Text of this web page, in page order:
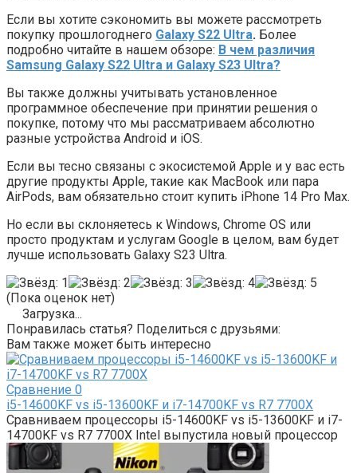
Если вы хотите сэкономить вы можете рассмотреть
покупку прошлогоднего Galaxy S22 Ultra. Более
подробно читайте в нашем обзоре: В чем различия
Samsung Galaxy S22 Ultra и Galaxy S23 Ultra?
Вы также должны учитывать установленное
программное обеспечение при принятии решения о
покупке, потому что мы рассматриваем абсолютно
разные устройства Android и iOS.
Если вы тесно связаны с экосистемой Apple и у вас есть
другие продукты Apple, такие как MacBook или пара
AirPods, вам обязательно стоит купить iPhone 14 Pro Max.
Но если вы склоняетесь к Windows, Chrome OS или
просто продуктам и услугам Google в целом, вам будет
лучше использовать Galaxy S23 Ultra.
(Пока оценок нет)
Загрузка...
Понравилась статья? Поделиться с друзьями:
Вам также может быть интересно
Сравнение 0
i5-14600KF vs i5-13600KF и i7-14700KF vs R7 7700X
Сравниваем процессоры i5-14600KF vs i5-13600KF и i7-
14700KF vs R7 7700X Intel выпустила новый процессор